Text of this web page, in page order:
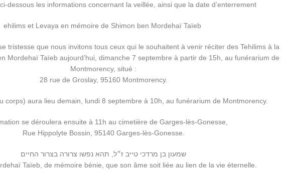
dessous les informations concernant la veillée, ainsi que la date d’enterrement
ehilims et Levaya en mémoire de Shimon ben Mordehaï Taïeb ️
tristesse que nous invitons tous ceux qui le souhaitent à venir réciter des Tehilims à la
Mordehaï Taïeb aujourd’hui, dimanche 7 septembre à partir de 15h, au funérarium de
Montmorency, situé :
28 rue de Groslay, 95160 Montmorency.
corps) aura lieu demain, lundi 8 septembre à 10h, au funérarium de Montmorency.
se déroulera ensuite à 11h au cimetière de Garges-lès-Gonesse,
Rue Hippolyte Bossin, 95140 Garges-lès-Gonesse.
שמעון בן מרדכי טייב ז״ל, תהא נפשו צרורה בצרור החיים
Taïeb, de mémoire bénie, que son âme soit liée au lien de la vie éternelle.